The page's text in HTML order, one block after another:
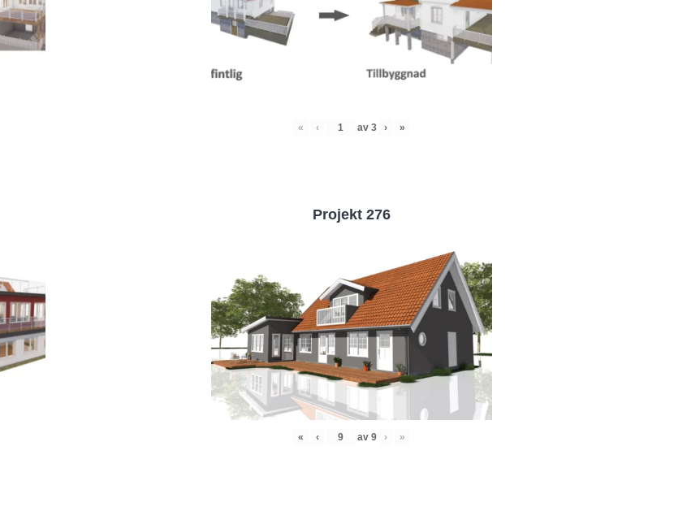
« ‹ av 3 › »
Projekt 276
« ‹ av 9 › »